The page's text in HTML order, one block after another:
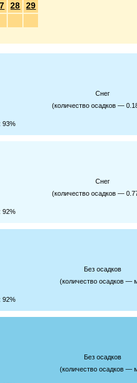
28
29
Cнег
(количество осадков —
93%
Cнег
(количество осадков —
92%
Без осадков
(количество осадков —
92%
Без осадков
(количество осадков —